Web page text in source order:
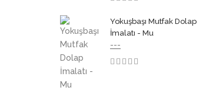
Yokuşbaşı Mutfak Dolap
İmalatı - Mu
---